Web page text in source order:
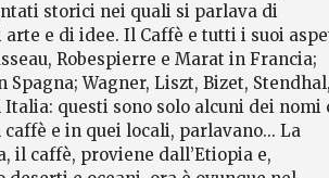
storici nei quali si parlava di
e di idee. Il Caffè e tutti i suoi
Robespierre e Marat in Francia;
Spagna; Wagner, Liszt, Bizet,
questi sono solo alcuni dei nomi
e in quei locali, parlavano... La
il caffè, proviene dall’Etiopia e,